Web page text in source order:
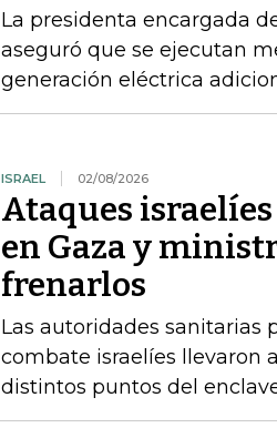
La presidenta encargada
aseguró que se ejecutan
generación eléctrica
ISRAEL 02/08/2026
Ataques
en Gaza y
frenarlos
Las autoridades sanitarias
combate israelíes llevaron
distintos puntos del